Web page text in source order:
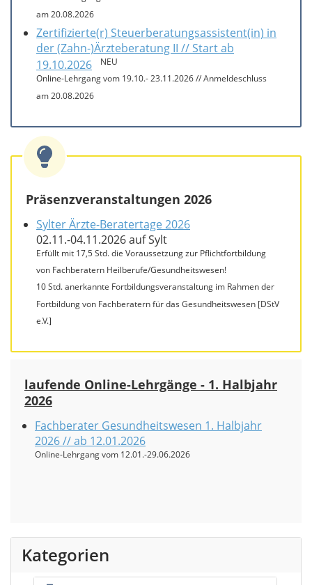
am 20.08.2026
Zertifizierte(r) Steuerberatungsassistent(in) in
der (Zahn-)Ärzteberatung II // Start ab
19.10.2026
NEU
Online-Lehrgang vom 19.10.- 23.11.2026 // Anmeldeschluss
am 20.08.2026
Präsenzveranstaltungen 2026
Sylter Ärzte-Beratertage 2026
02.11.-04.11.2026 auf Sylt
Erfüllt mit 17,5 Std. die Voraussetzung zur Pflichtfortbildung
von Fachberatern Heilberufe/Gesundheitswesen!
10 Std. anerkannte Fortbildungsveranstaltung im Rahmen der
Fortbildung von Fachberatern für das Gesundheitswesen [DStV
e.V.]
laufende Online-Lehrgänge - 1. Halbjahr
2026
Fachberater Gesundheitswesen 1. Halbjahr
2026 // ab 12.01.2026
Online-Lehrgang vom 12.01.-29.06.2026
Kategorien